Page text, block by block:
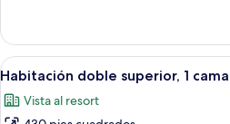
2
camas
individuales
estándar
con
2
individuales,
Abrir
todas
las
4
Habitación doble superior, 1
Vista al resort